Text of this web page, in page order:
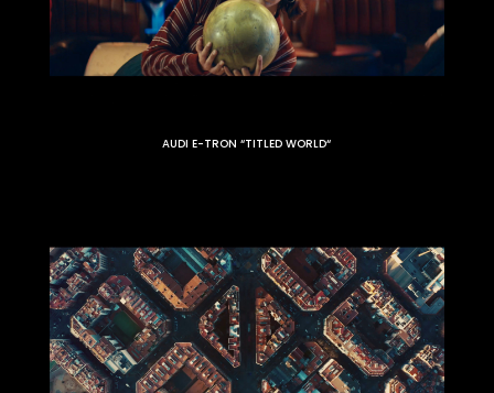
AUDI E-TRON “TITLED WORLD“